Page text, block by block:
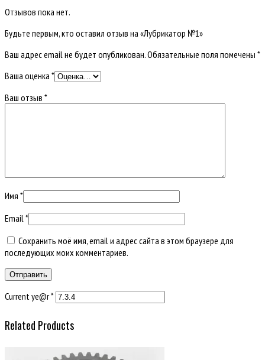
Отзывов пока нет.
Будьте первым, кто оставил отзыв на «Лубрикатор №1»
Ваш адрес email не будет опубликован.Обязательные поля помечены *
Ваша оценка *
Ваш отзыв *
Имя *
Email*
Сохранить моё имя, email и адрес сайта в этом браузере для
последующих моих комментариев.
Current ye@r*
Related Products